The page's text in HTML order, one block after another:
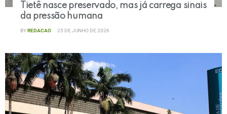
Tietê nasce preservado, mas já carrega sinais
da pressão humana
BYREDACAO 25 DE JUNHO DE 2026